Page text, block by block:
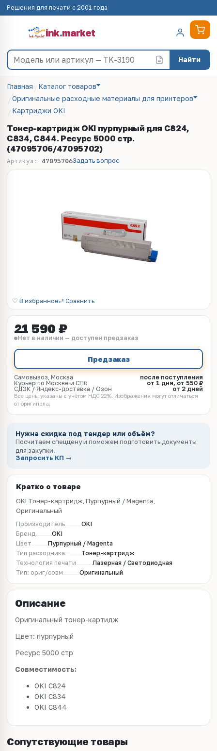
Решения для печати с 2001 года
ink.market
Найти
Главная
Каталог товаров
Оригинальные расходные материалы для принтеров
Картриджи OKI
Тонер-картридж OKI пурпурный для C824,
C834, C844. Ресурс 5000 стр.
(47095706/47095702)
Артикул: 47095706Задать вопрос
♡ В избранное⇄ Сравнить
21 590 ₽
Нет в наличии — доступен предзаказ
Предзаказ
Самовывоз, Москва
после поступления
Курьер по Москве и СПб
от 1 дня, от 550 ₽
СДЭК / Яндекс-доставка / Озон
от 2 дней
Все цены указаны с учётом НДС 22%. Изображения могут отличаться
от оригинала.
Нужна скидка под тендер или объём?
Посчитаем спеццену и поможем подготовить документы
для закупки.
Запросить КП →
Кратко о товаре
OKI Тонер-картридж, Пурпурный / Magenta,
Оригинальный
Производитель
OKI
Бренд
OKI
Цвет
Пурпурный / Magenta
Тип расходника
Тонер-картридж
Технология печати
Лазерная / Светодиодная
Тип: ориг/совм
Оригинальный
Описание
Оригинальный тонер-картидж
Цвет: пурпурный
Ресурс 5000 стр
Совместимость:
OKI C824
OKI C834
OKI C844
Сопутствующие товары